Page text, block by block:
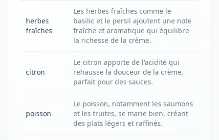
herbes
fraîches
Les herbes fraîches comme le
basilic et le persil ajoutent une note
fraîche et aromatique qui équilibre
la richesse de la crème.
citron
Le citron apporte de l'acidité qui
rehausse la douceur de la crème,
parfait pour des sauces.
poisson
Le poisson, notamment les saumons
et les truites, se marie bien, créant
des plats légers et raffinés.